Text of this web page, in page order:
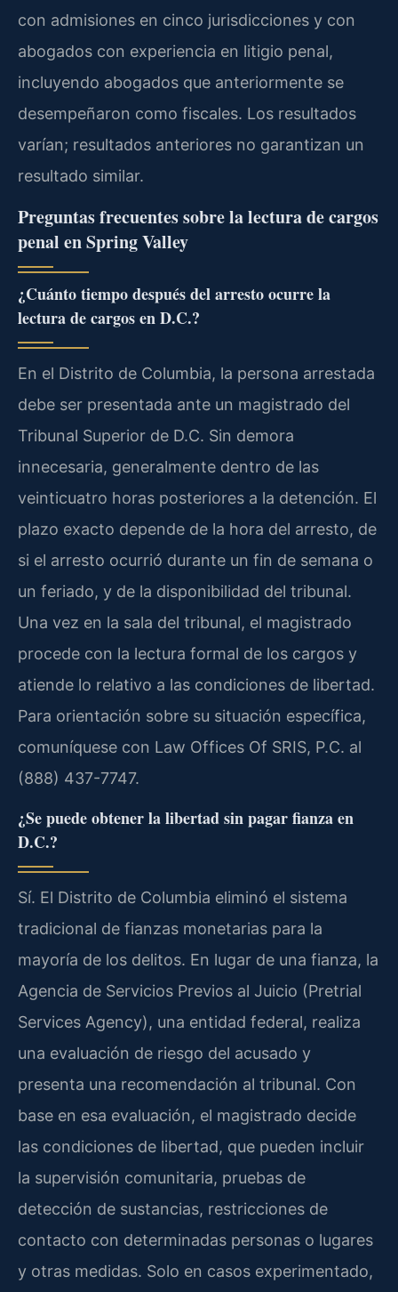
con admisiones en cinco jurisdicciones y con
abogados con experiencia en litigio penal,
incluyendo abogados que anteriormente se
desempeñaron como fiscales. Los resultados
varían; resultados anteriores no garantizan un
resultado similar.
Preguntas frecuentes sobre la lectura de cargos
penal en Spring Valley
¿Cuánto tiempo después del arresto ocurre la
lectura de cargos en D.C.?
En el Distrito de Columbia, la persona arrestada
debe ser presentada ante un magistrado del
Tribunal Superior de D.C. Sin demora
innecesaria, generalmente dentro de las
veinticuatro horas posteriores a la detención. El
plazo exacto depende de la hora del arresto, de
si el arresto ocurrió durante un fin de semana o
un feriado, y de la disponibilidad del tribunal.
Una vez en la sala del tribunal, el magistrado
procede con la lectura formal de los cargos y
atiende lo relativo a las condiciones de libertad.
Para orientación sobre su situación específica,
comuníquese con Law Offices Of SRIS, P.C. al
(888) 437-7747.
¿Se puede obtener la libertad sin pagar fianza en
D.C.?
Sí. El Distrito de Columbia eliminó el sistema
tradicional de fianzas monetarias para la
mayoría de los delitos. En lugar de una fianza, la
Agencia de Servicios Previos al Juicio (Pretrial
Services Agency), una entidad federal, realiza
una evaluación de riesgo del acusado y
presenta una recomendación al tribunal. Con
base en esa evaluación, el magistrado decide
las condiciones de libertad, que pueden incluir
la supervisión comunitaria, pruebas de
detección de sustancias, restricciones de
contacto con determinadas personas o lugares
y otras medidas. Solo en casos experimentado,